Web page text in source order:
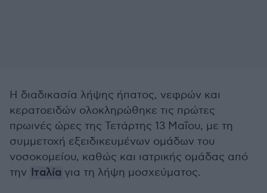
Η διαδικασία λήψης ήπατος, νεφρών και
κερατοειδών ολοκληρώθηκε τις πρώτες
πρωινές ώρες της Τετάρτης 13 Μαΐου, με τη
συμμετοχή εξειδικευμένων ομάδων του
νοσοκομείου, καθώς και ιατρικής ομάδας από
την Ιταλία για τη λήψη μοσχεύματος.